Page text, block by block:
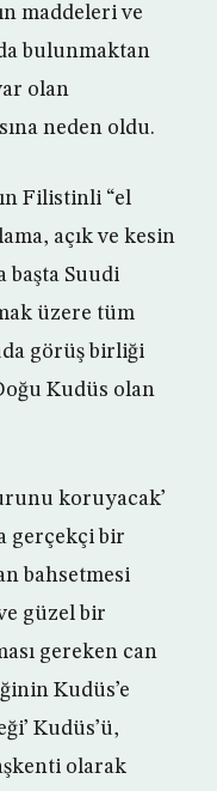
maddeleri ve
bulunmaktan
olan
neden oldu.
Filistinli “el
açık ve kesin
başta Suudi
üzere tüm
görüş birliği
Kudüs olan
koruyacak’
gerçekçi bir
bahsetmesi
güzel bir
gereken can
Kudüs’e
Kudüs’ü,
olarak